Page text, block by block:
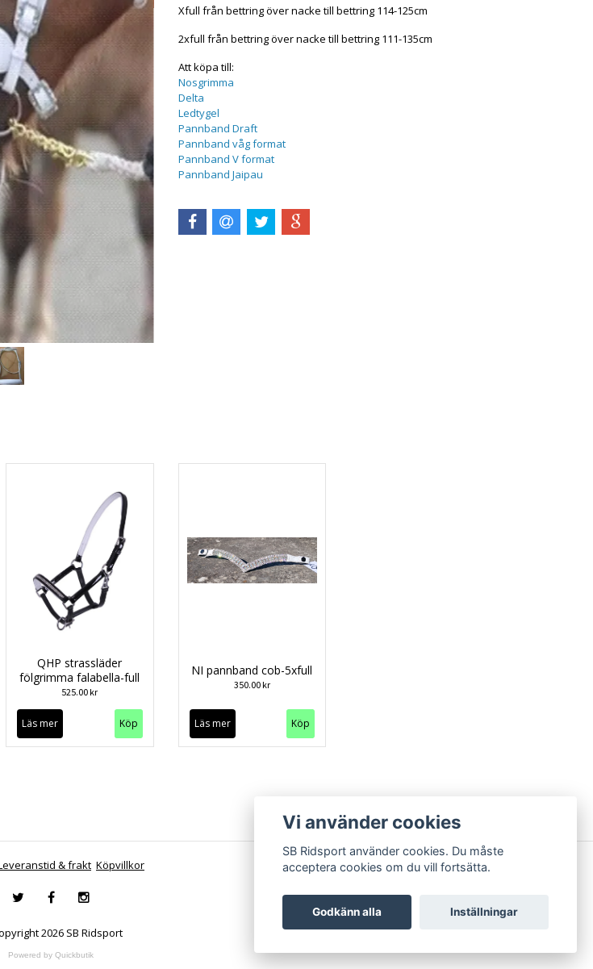
Xfull från bettring över nacke till bettring 114-125cm
2xfull från bettring över nacke till bettring 111-135cm
Att köpa till:
Nosgrimma
Delta
Ledtygel
Pannband Draft
Pannband våg format
Pannband V format
Pannband Jaipau
QHP strassläder
fölgrimma falabella-full
525.00 kr
Läs mer Köp
NI pannband cob-5xfull
350.00 kr
Läs mer Köp
& frakt Köpvillkor
2026 SB Ridsport
Powered by Quickbutik
Vi använder cookies
SB Ridsport använder cookies. Du måste
acceptera cookies om du vill fortsätta.
Godkänn alla Inställningar